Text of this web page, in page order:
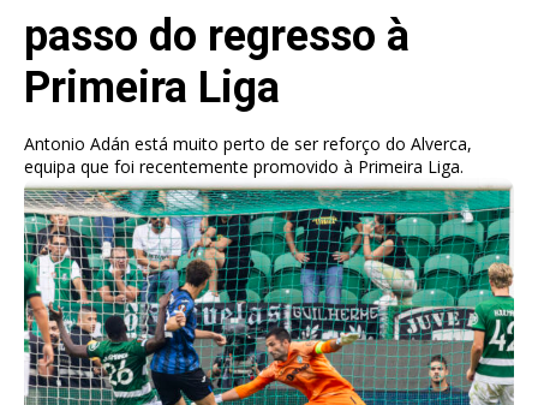
passo do regresso à
Primeira Liga
Antonio Adán está muito perto de ser reforço do Alverca,
equipa que foi recentemente promovido à Primeira Liga.